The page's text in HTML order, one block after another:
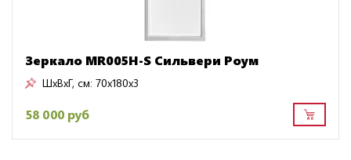
Зеркало MR005H-S Сильвери Роум
ШxВxГ, см: 70x180x3
58 000 руб